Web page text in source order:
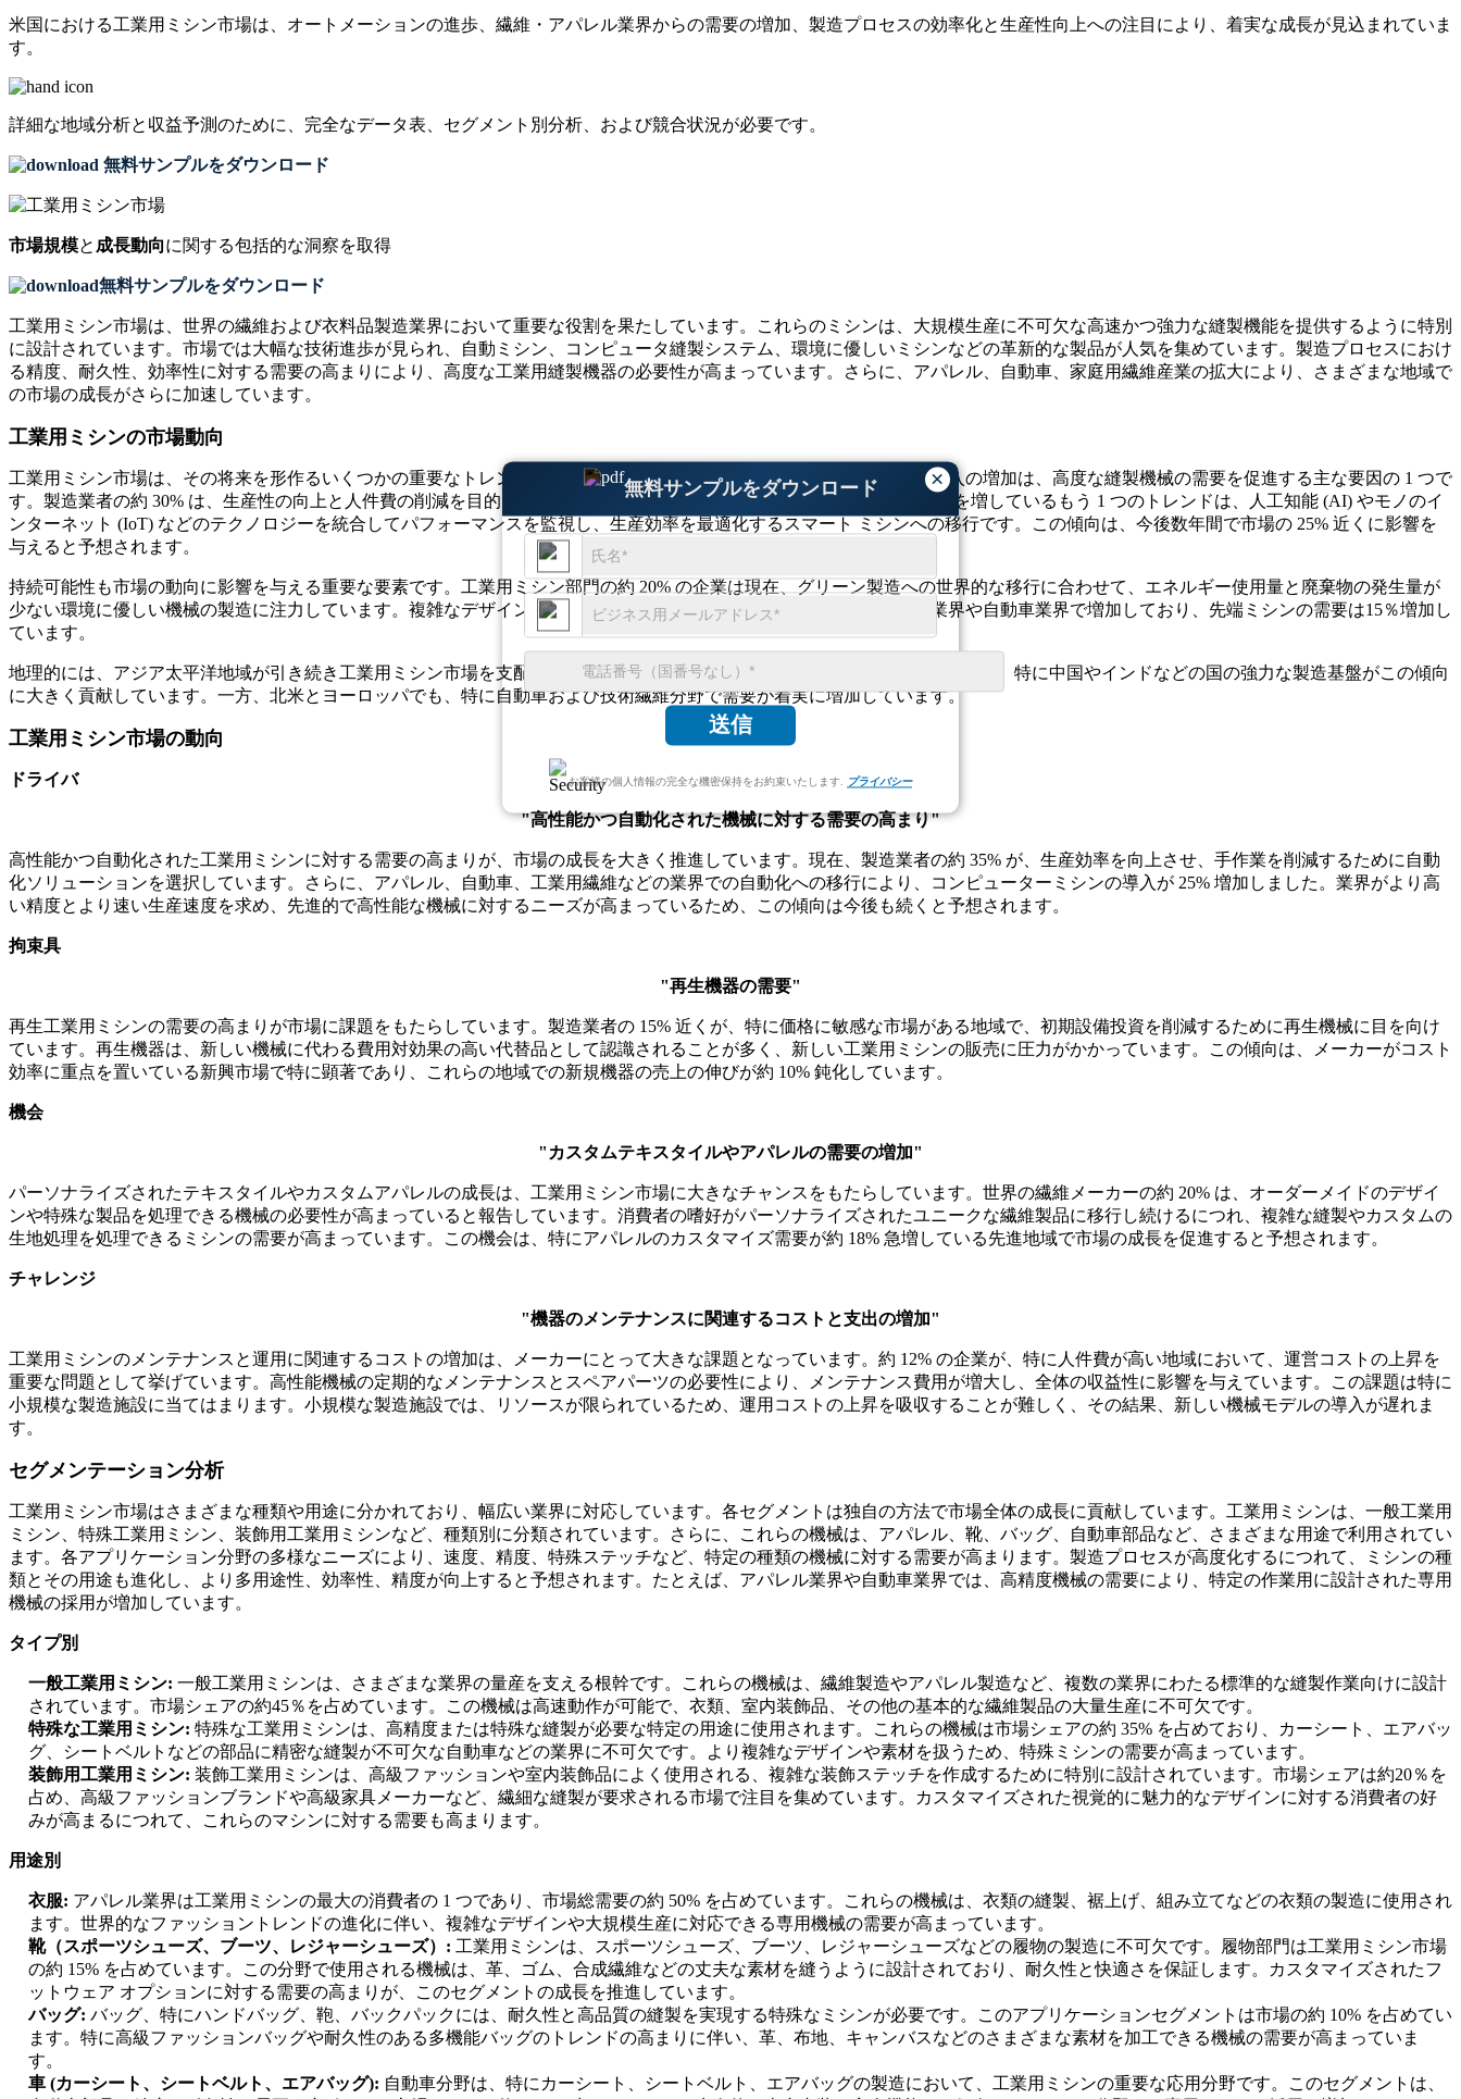
×
無料サンプルをダウンロード
送信
お客様の個人情報の完全な機密保持をお約束いたします. プライバシー
米国における工業用ミシン市場は、オートメーションの進歩、繊維・アパレル業界からの需要の増加、製造プロセスの効率化と生産性向上への注目により、着実な成長が見込まれていま
す。
詳細な地域分析と収益予測のために、 完全なデータ表、セグメント別分析、および競合状況が必要です。
無料サンプルをダウンロード
市場規模と 成長動向に関する包括的な洞察を取得
無料サンプルをダウンロード
工業用ミシン市場は、世界の繊維および衣料品製造業界において重要な役割を果たしています。これらのミシンは、大規模生産に不可欠な高速かつ強力な縫製機能を提供するように特別
に設計されています。市場では大幅な技術進歩が見られ、自動ミシン、コンピュータ縫製システム、環境に優しいミシンなどの革新的な製品が人気を集めています。製造プロセスにおけ
る精度、耐久性、効率性に対する需要の高まりにより、高度な工業用縫製機器の必要性が高まっています。さらに、アパレル、自動車、家庭用繊維産業の拡大により、さまざまな地域で
の市場の成長がさらに加速しています。
工業用ミシンの市場動向
工業用ミシン市場は、その将来を形作るいくつかの重要なトレンドを経験しています。製造プロセスにおける自動化の導入の増加は、高度な縫製機械の需要を促進する主な要因の 1 つで
す。製造業者の約 30% は、生産性の向上と人件費の削減を目的として、すでに自動化された機械を導入しています。勢いを増しているもう 1 つのトレンドは、人工知能 (AI) やモノのイ
ンターネット (IoT) などのテクノロジーを統合してパフォーマンスを監視し、生産効率を最適化するスマート ミシンへの移行です。この傾向は、今後数年間で市場の 25% 近くに影響を
与えると予想されます。
持続可能性も市場の動向に影響を与える重要な要素です。工業用ミシン部門の約 20% の企業は現在、グリーン製造への世界的な移行に合わせて、エネルギー使用量と廃棄物の発生量が
少ない環境に優しい機械の製造に注力しています。複雑なデザインに対応できる高精度ミシンの需要も、特にアパレル業界や自動車業界で増加しており、先端ミシンの需要は15％増加し
ています。
地理的には、アジア太平洋地域が引き続き工業用ミシン市場を支配しており、世界シェアの40%以上を占めています。この地域、特に中国やインドなどの国の強力な製造基盤がこの傾向
に大きく貢献しています。一方、北米とヨーロッパでも、特に自動車および技術繊維分野で需要が着実に増加しています。
工業用ミシン市場の動向
ドライバ
"高性能かつ自動化された機械に対する需要の高まり"
高性能かつ自動化された工業用ミシンに対する需要の高まりが、市場の成長を大きく推進しています。現在、製造業者の約 35% が、生産効率を向上させ、手作業を削減するために自動
化ソリューションを選択しています。さらに、アパレル、自動車、工業用繊維などの業界での自動化への移行により、コンピューターミシンの導入が 25% 増加しました。業界がより高
い精度とより速い生産速度を求め、先進的で高性能な機械に対するニーズが高まっているため、この傾向は今後も続くと予想されます。
拘束具
"再生機器の需要"
再生工業用ミシンの需要の高まりが市場に課題をもたらしています。製造業者の 15% 近くが、特に価格に敏感な市場がある地域で、初期設備投資を削減するために再生機械に目を向け
ています。再生機器は、新しい機械に代わる費用対効果の高い代替品として認識されることが多く、新しい工業用ミシンの販売に圧力がかかっています。この傾向は、メーカーがコスト
効率に重点を置いている新興市場で特に顕著であり、これらの地域での新規機器の売上の伸びが約 10% 鈍化しています。
機会
"カスタムテキスタイルやアパレルの需要の増加"
パーソナライズされたテキスタイルやカスタムアパレルの成長は、工業用ミシン市場に大きなチャンスをもたらしています。世界の繊維メーカーの約 20% は、オーダーメイドのデザイ
ンや特殊な製品を処理できる機械の必要性が高まっていると報告しています。消費者の嗜好がパーソナライズされたユニークな繊維製品に移行し続けるにつれ、複雑な縫製やカスタムの
生地処理を処理できるミシンの需要が高まっています。この機会は、特にアパレルのカスタマイズ需要が約 18% 急増している先進地域で市場の成長を促進すると予想されます。
チャレンジ
"機器のメンテナンスに関連するコストと支出の増加"
工業用ミシンのメンテナンスと運用に関連するコストの増加は、メーカーにとって大きな課題となっています。約 12% の企業が、特に人件費が高い地域において、運営コストの上昇を
重要な問題として挙げています。高性能機械の定期的なメンテナンスとスペアパーツの必要性により、メンテナンス費用が増大し、全体の収益性に影響を与えています。この課題は特に
小規模な製造施設に当てはまります。小規模な製造施設では、リソースが限られているため、運用コストの上昇を吸収することが難しく、その結果、新しい機械モデルの導入が遅れま
す。
セグメンテーション分析
工業用ミシン市場はさまざまな種類や用途に分かれており、幅広い業界に対応しています。各セグメントは独自の方法で市場全体の成長に貢献しています。工業用ミシンは、一般工業用
ミシン、特殊工業用ミシン、装飾用工業用ミシンなど、種類別に分類されています。さらに、これらの機械は、アパレル、靴、バッグ、自動車部品など、さまざまな用途で利用されてい
ます。各アプリケーション分野の多様なニーズにより、速度、精度、特殊ステッチなど、特定の種類の機械に対する需要が高まります。製造プロセスが高度化するにつれて、ミシンの種
類とその用途も進化し、より多用途性、効率性、精度が向上すると予想されます。たとえば、アパレル業界や自動車業界では、高精度機械の需要により、特定の作業用に設計された専用
機械の採用が増加しています。
タイプ別
一般工業用ミシン: 一般工業用ミシンは、さまざまな業界の量産を支える根幹です。これらの機械は、繊維製造やアパレル製造など、複数の業界にわたる標準的な縫製作業向けに設計
されています。市場シェアの約45％を占めています。この機械は高速動作が可能で、衣類、室内装飾品、その他の基本的な繊維製品の大量生産に不可欠です。
特殊な工業用ミシン: 特殊な工業用ミシンは、高精度または特殊な縫製が必要な特定の用途に使用されます。これらの機械は市場シェアの約 35% を占めており、カーシート、エアバッ
グ、シートベルトなどの部品に精密な縫製が不可欠な自動車などの業界に不可欠です。より複雑なデザインや素材を扱うため、特殊ミシンの需要が高まっています。
装飾用工業用ミシン: 装飾工業用ミシンは、高級ファッションや室内装飾品によく使用される、複雑な装飾ステッチを作成するために特別に設計されています。市場シェアは約20％を
占め、高級ファッションブランドや高級家具メーカーなど、繊細な縫製が要求される市場で注目を集めています。カスタマイズされた視覚的に魅力的なデザインに対する消費者の好
みが高まるにつれて、これらのマシンに対する需要も高まります。
用途別
衣服: アパレル業界は工業用ミシンの最大の消費者の 1 つであり、市場総需要の約 50% を占めています。これらの機械は、衣類の縫製、裾上げ、組み立てなどの衣類の製造に使用され
ます。世界的なファッショントレンドの進化に伴い、複雑なデザインや大規模生産に対応できる専用機械の需要が高まっています。
靴（スポーツシューズ、ブーツ、レジャーシューズ）: 工業用ミシンは、スポーツシューズ、ブーツ、レジャーシューズなどの履物の製造に不可欠です。履物部門は工業用ミシン市場
の約 15% を占めています。この分野で使用される機械は、革、ゴム、合成繊維などの丈夫な素材を縫うように設計されており、耐久性と快適さを保証します。カスタマイズされたフ
ットウェア オプションに対する需要の高まりが、このセグメントの成長を推進しています。
バッグ: バッグ、特にハンドバッグ、鞄、バックパックには、耐久性と高品質の縫製を実現する特殊なミシンが必要です。このアプリケーションセグメントは市場の約 10% を占めてい
ます。特に高級ファッションバッグや耐久性のある多機能バッグのトレンドの高まりに伴い、革、布地、キャンバスなどのさまざまな素材を加工できる機械の需要が高まっていま
す。
車 (カーシート、シートベルト、エアバッグ): 自動車分野は、特にカーシート、シートベルト、エアバッグの製造において、工業用ミシンの重要な応用分野です。このセグメントは、